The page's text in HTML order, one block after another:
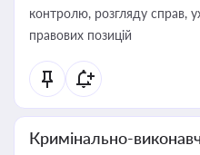
контролю, розгляду справ,
правових позицій
Кримінально-